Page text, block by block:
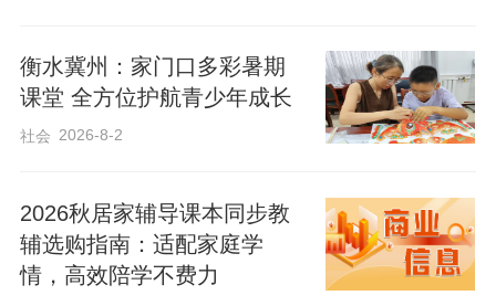
衡水冀州：家门口多彩暑期
课堂 全方位护航青少年成长
社会 2026-8-2
2026秋居家辅导课本同步教
辅选购指南：适配家庭学
情，高效陪学不费力